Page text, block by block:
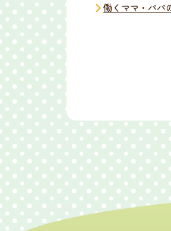
働くママ・パパ